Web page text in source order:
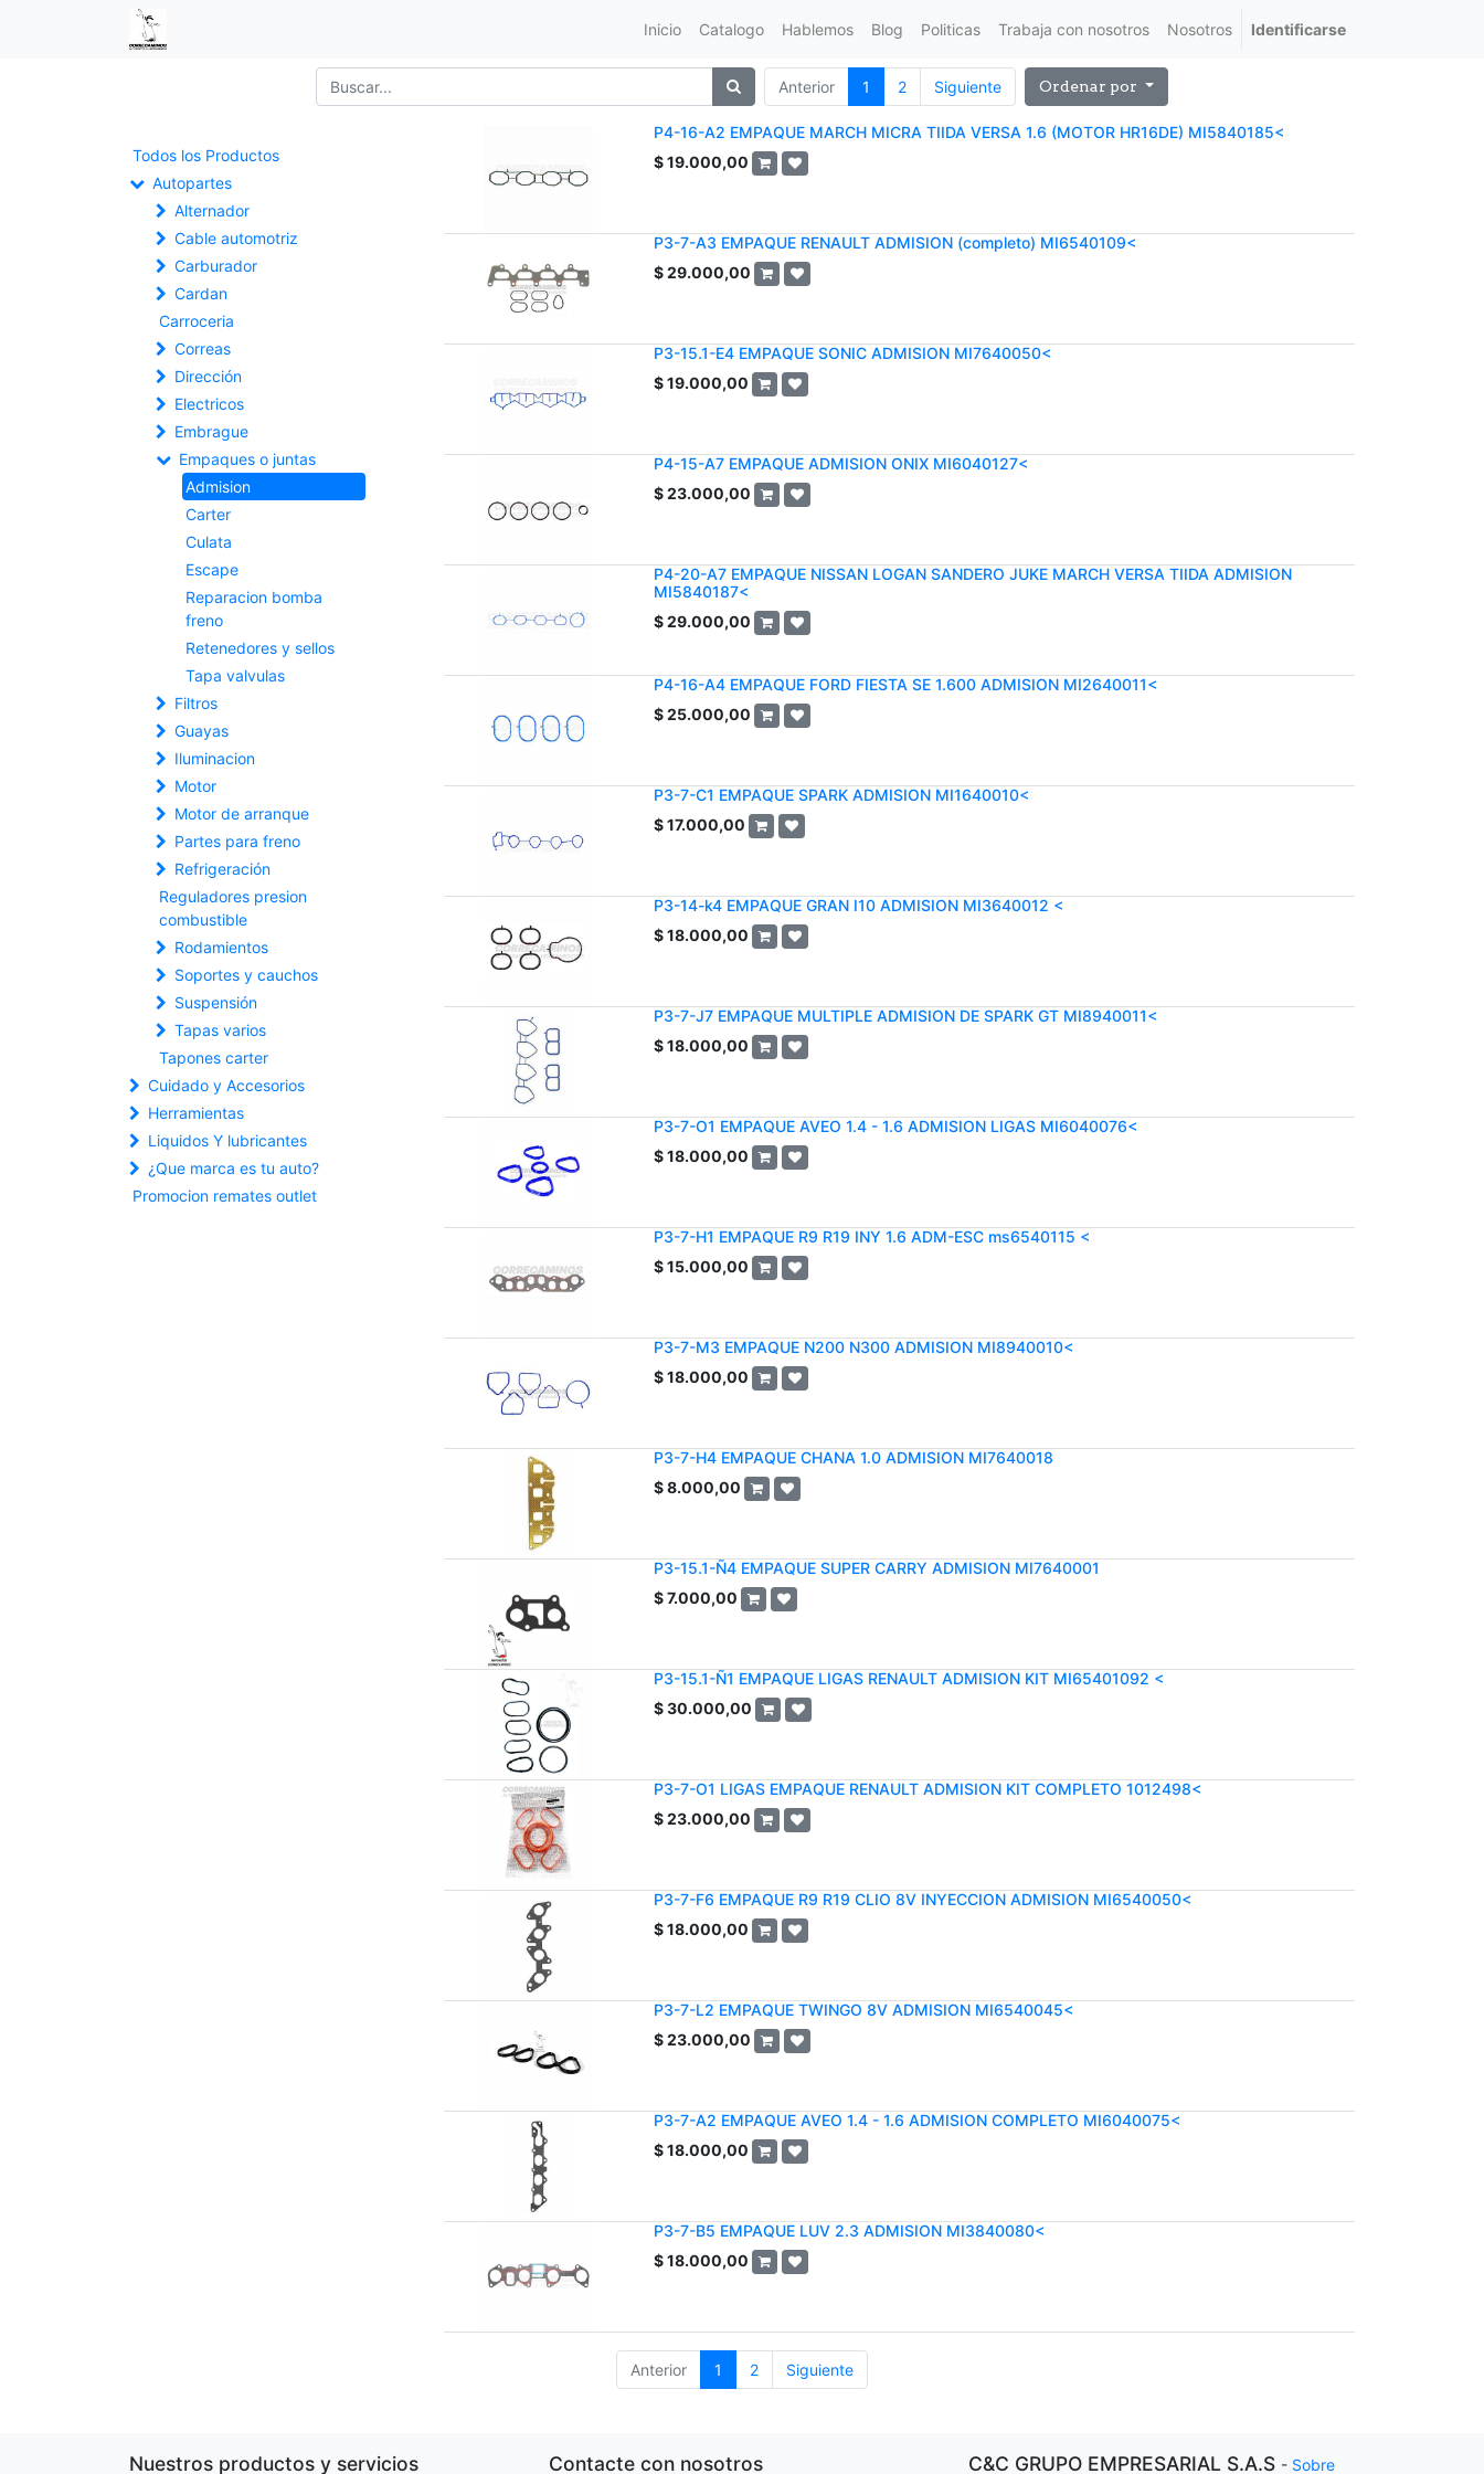
Inicio Catalogo Hablemos Blog Politicas Trabaja con nosotros Nosotros Identificarse
Anterior 1 2 Siguiente Ordenar por
Todos los Productos
Autopartes
Alternador
Cable automotriz
Carburador
Cardan
Carroceria
Correas
Dirección
Electricos
Embrague
Empaques o juntas
Admision
Carter
Culata
Escape
Reparacion bomba
freno
Retenedores y sellos
Tapa valvulas
Filtros
Guayas
Iluminacion
Motor
Motor de arranque
Partes para freno
Refrigeración
Reguladores presion
combustible
Rodamientos
Soportes y cauchos
Suspensión
Tapas varios
Tapones carter
Cuidado y Accesorios
Herramientas
Liquidos Y lubricantes
¿Que marca es tu auto?
Promocion remates outlet
P4-16-A2 EMPAQUE MARCH MICRA TIIDA VERSA 1.6 (MOTOR HR16DE) MI5840185<
$19.000,00
P3-7-A3 EMPAQUE RENAULT ADMISION (completo) MI6540109<
$29.000,00
P3-15.1-E4 EMPAQUE SONIC ADMISION MI7640050<
$19.000,00
P4-15-A7 EMPAQUE ADMISION ONIX MI6040127<
$23.000,00
P4-20-A7 EMPAQUE NISSAN LOGAN SANDERO JUKE MARCH VERSA TIIDA ADMISION
MI5840187<
$29.000,00
P4-16-A4 EMPAQUE FORD FIESTA SE 1.600 ADMISION MI2640011<
$25.000,00
P3-7-C1 EMPAQUE SPARK ADMISION MI1640010<
$17.000,00
P3-14-k4 EMPAQUE GRAN I10 ADMISION MI3640012 <
$18.000,00
P3-7-J7 EMPAQUE MULTIPLE ADMISION DE SPARK GT MI8940011<
$18.000,00
P3-7-O1 EMPAQUE AVEO 1.4 - 1.6 ADMISION LIGAS MI6040076<
$18.000,00
P3-7-H1 EMPAQUE R9 R19 INY 1.6 ADM-ESC ms6540115 <
$15.000,00
P3-7-M3 EMPAQUE N200 N300 ADMISION MI8940010<
$18.000,00
P3-7-H4 EMPAQUE CHANA 1.0 ADMISION MI7640018
$8.000,00
P3-15.1-Ñ4 EMPAQUE SUPER CARRY ADMISION MI7640001
$7.000,00
P3-15.1-Ñ1 EMPAQUE LIGAS RENAULT ADMISION KIT MI65401092 <
$30.000,00
P3-7-O1 LIGAS EMPAQUE RENAULT ADMISION KIT COMPLETO 1012498<
$23.000,00
P3-7-F6 EMPAQUE R9 R19 CLIO 8V INYECCION ADMISION MI6540050<
$18.000,00
P3-7-L2 EMPAQUE TWINGO 8V ADMISION MI6540045<
$23.000,00
P3-7-A2 EMPAQUE AVEO 1.4 - 1.6 ADMISION COMPLETO MI6040075<
$18.000,00
P3-7-B5 EMPAQUE LUV 2.3 ADMISION MI3840080<
$18.000,00
Anterior 1 2 Siguiente
Nuestros productos y servicios Contacte con nosotros C&C GRUPO EMPRESARIAL S.A.S - Sobre